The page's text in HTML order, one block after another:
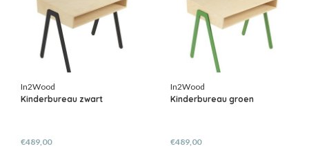
In2Wood
Kinderbureau zwart
€489,00
In2Wood
Kinderbureau groen
€489,00